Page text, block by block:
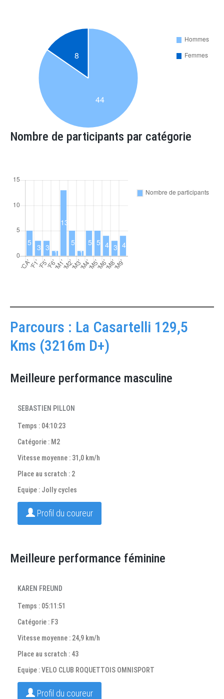
Nombre de participants par catégorie
Parcours : La Casartelli 129,5
Kms (3216m D+)
Meilleure performance masculine
SEBASTIEN PILLON
Temps : 04:10:23
Catégorie : M2
Vitesse moyenne : 31,0 km/h
Place au scratch : 2
Equipe : Jolly cycles
Profil du coureur
Meilleure performance féminine
KAREN FREUND
Temps : 05:11:51
Catégorie : F3
Vitesse moyenne : 24,9 km/h
Place au scratch : 43
Equipe : VELO CLUB ROQUETTOIS OMNISPORT
Profil du coureur